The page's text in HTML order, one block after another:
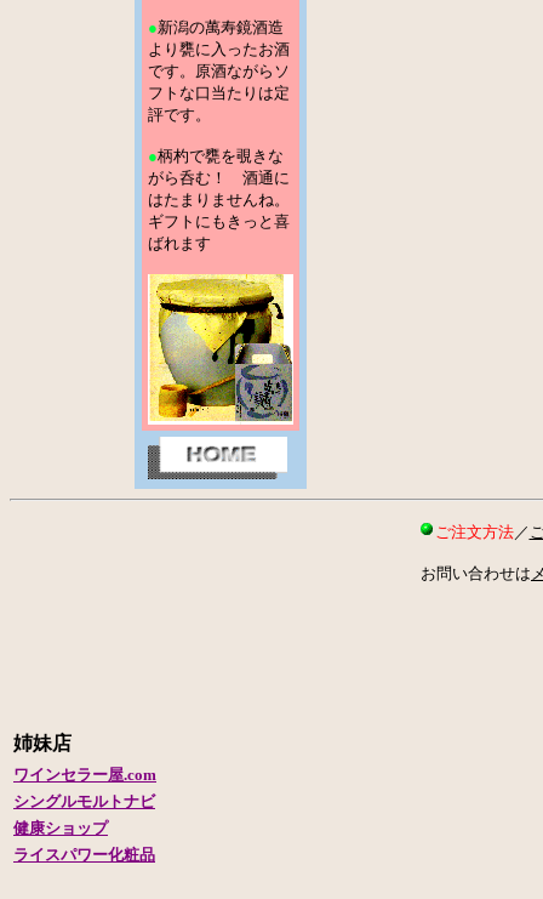
●新潟の萬寿鏡酒造
より甕に入ったお酒
です。原酒ながらソ
フトな口当たりは定
評です。
●柄杓で甕を覗きな
がら呑む！ 酒通に
はたまりませんね。
ギフトにもきっと喜
ばれます
ご注文方法／
お問い合わせは
姉妹店
ワインセラー屋.com
シングルモルトナビ
健康ショップ
ライスパワー化粧品